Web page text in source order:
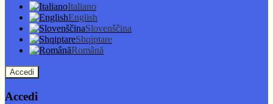
Italiano
English
Slovenščina
Shqiptare
Română
Accedi
Accedi